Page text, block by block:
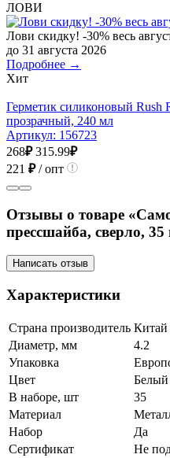
ЛОВИ
Лови скидку! -30% весь
до 31 августа 2026
Подробнее →
Хит
Герметик силиконовый Rush
прозрачный, 240 мл
Артикул: 156723
268₽ 315.99₽
221 ₽/ опт
Отзывы о товаре
прессшайба, сверло,
Написать отзыв
Характеристики
Страна производитель Китай
Диаметр, мм
4.2
Упаковка
Цвет
В наборе, шт
35
Материал
Набор
Да
Сертификат
Не